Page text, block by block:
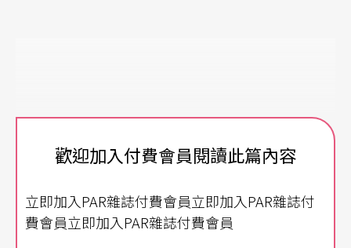
歡迎加入付費會員閱讀此篇內容
立即加入PAR雜誌付費會員立即加入PAR雜誌付
費會員立即加入PAR雜誌付費會員